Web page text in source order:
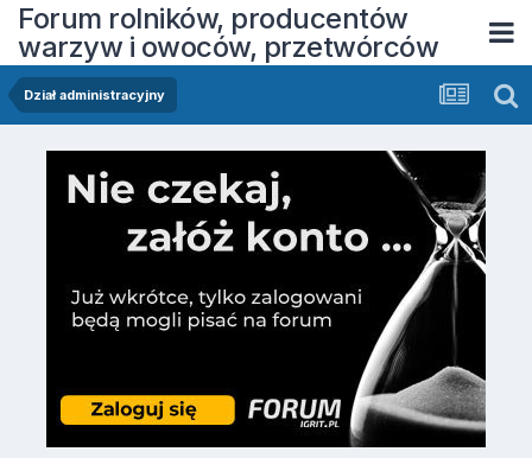
Forum rolników, producentów
warzyw i owoców, przetwórców
Dział administracyjny